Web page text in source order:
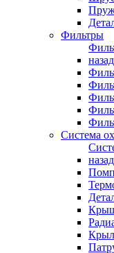
Фильтры
назад
Система
назад